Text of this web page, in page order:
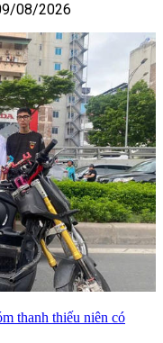
08/2026
thanh thiếu niên có